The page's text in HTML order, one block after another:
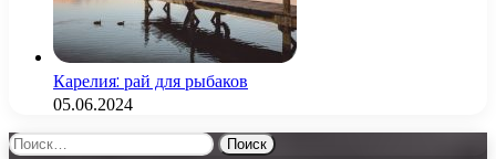
Карелия: рай для рыбаков
05.06.2024
Найти: